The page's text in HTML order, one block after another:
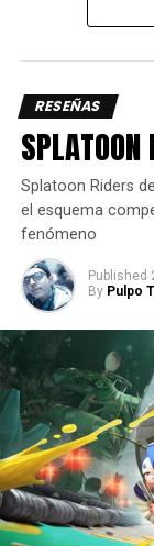
La movilidad del
mecánicas
tiempo están
habilidad se
si algo no sale
no porque el
victoria se
Aun así, la
proporciona
superar sus
Dependerá
RESEÑAS
Splatoon Riders
el esquema
fenómeno
Published
By Pulpo